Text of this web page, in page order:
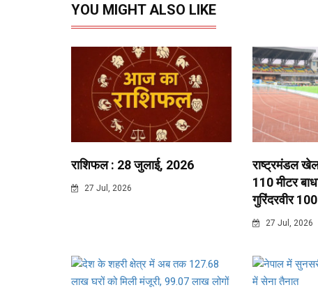
YOU MIGHT ALSO LIKE
राशिफल : 28 जुलाई, 2026
27 Jul, 2026
राष्ट्रमंडल
110 मीटर
गुरिंदरवीर
27 Jul, 2026